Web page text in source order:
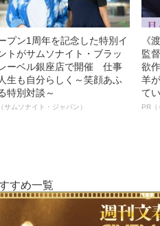
プン1周年を記念した特別イ
トがサムソナイト・ブラッ
ーベル銀座店で開催 仕事
生も自分らしく～笑顔あふ
特別対談～
サムソナイト・ジャパン）
《
監
欲
羊
て
PR（
すめ一覧